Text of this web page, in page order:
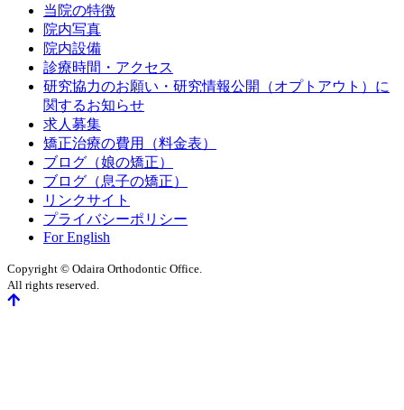
当院の特徴
院内写真
院内設備
診療時間・アクセス
研究協力のお願い・研究情報公開（オプトアウト）に
関するお知らせ
求人募集
矯正治療の費用（料金表）
ブログ（娘の矯正）
ブログ（息子の矯正）
リンクサイト
プライバシーポリシー
For English
Copyright © Odaira Orthodontic Office.
All rights reserved.